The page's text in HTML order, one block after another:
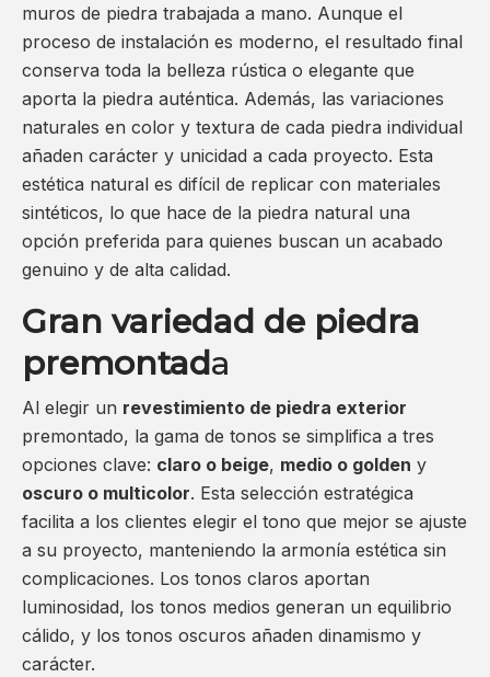
muros de piedra trabajada a mano. Aunque el
proceso de instalación es moderno, el resultado final
conserva toda la belleza rústica o elegante que
aporta la piedra auténtica. Además, las variaciones
naturales en color y textura de cada piedra individual
añaden carácter y unicidad a cada proyecto. Esta
estética natural es difícil de replicar con materiales
sintéticos, lo que hace de la piedra natural una
opción preferida para quienes buscan un acabado
genuino y de alta calidad.
Gran variedad de piedra
premontada
Al elegir un revestimiento de piedra exterior
premontado, la gama de tonos se simplifica a tres
opciones clave: claro o beige, medio o golden y
oscuro o multicolor. Esta selección estratégica
facilita a los clientes elegir el tono que mejor se ajuste
a su proyecto, manteniendo la armonía estética sin
complicaciones. Los tonos claros aportan
luminosidad, los tonos medios generan un equilibrio
cálido, y los tonos oscuros añaden dinamismo y
carácter.